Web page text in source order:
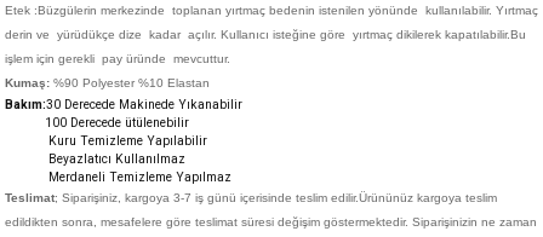
Etek :Büzgülerin merkezinde toplanan yırtmaç bedenin istenilen yönünde kullanılabilir. Yırtmaç
derin ve yürüdükçe dize kadar açılır. Kullanıcı isteğine göre yırtmaç dikilerek kapatılabilir.Bu
işlem için gerekli pay üründe mevcuttur.
Kumaş: %90 Polyester %10 Elastan
Bakım:30 Derecede Makinede Yıkanabilir
100 Derecede ütülenebilir
Kuru Temizleme Yapılabilir
Beyazlatıcı Kullanılmaz
Merdaneli Temizleme Yapılmaz
Teslimat; Siparişiniz, kargoya 3-7 iş günü içerisinde teslim edilir.Ürününüz kargoya teslim
edildikten sonra, mesafelere göre teslimat süresi değişim göstermektedir. Siparişinizin ne zaman